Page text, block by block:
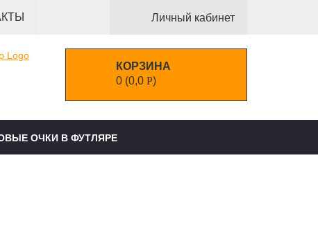
Личный кабинет
КОРЗИНА
0(0,0 Р)
ОЧКИ В ФУТЛЯРЕ